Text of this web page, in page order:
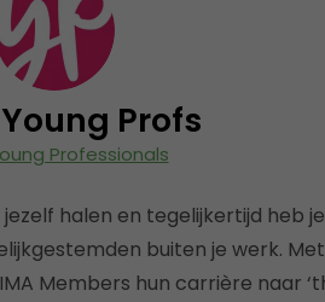
Profs
Professionals
halen en tegelijkertijd heb
buiten je werk. Met
Members hun carrière naar